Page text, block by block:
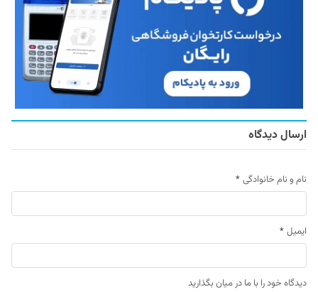
ارسال دیدگاه
نام و نام خانوادگی *
ایمیل *
دیدگاه خود را با ما در میان بگذارید